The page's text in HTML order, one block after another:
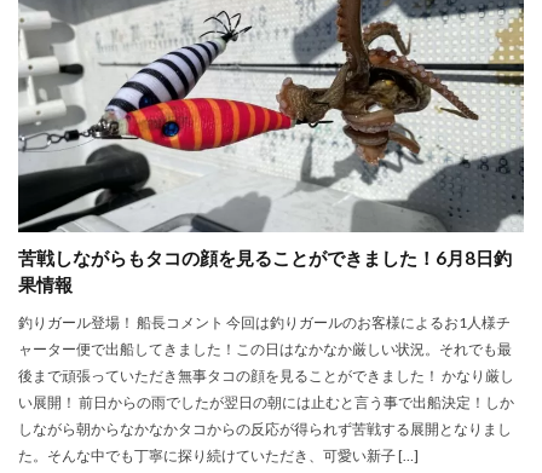
苦戦しながらもタコの顔を見ることができました！6月8日釣
果情報
釣りガール登場！ 船長コメント 今回は釣りガールのお客様によるお1人様チ
ャーター便で出船してきました！この日はなかなか厳しい状況。それでも最
後まで頑張っていただき無事タコの顔を見ることができました！ かなり厳し
い展開！ 前日からの雨でしたが翌日の朝には止むと言う事で出船決定！しか
しながら朝からなかなかタコからの反応が得られず苦戦する展開となりまし
た。そんな中でも丁寧に探り続けていただき、可愛い新子 […]